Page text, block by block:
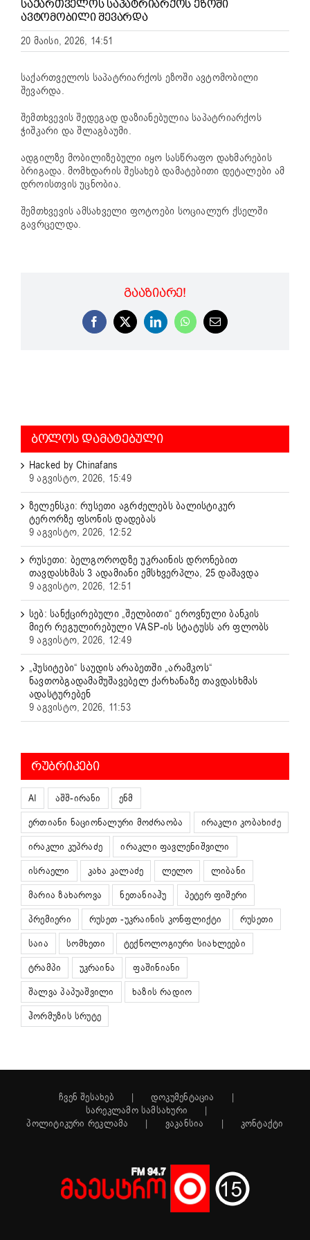
ᲡᲐᲥᲐᲠᲗᲕᲔᲚᲝᲡ ᲡᲐᲞᲐᲢᲠᲘᲐᲠᲥᲝᲡ ᲔᲖᲝᲨᲘ
ᲐᲕᲢᲝᲛᲝᲑᲘᲚᲘ ᲨᲔᲕᲐᲠᲓᲐ
20 მაისი, 2026, 14:51
საქართველოს საპატრიარქოს ეზოში ავტომობილი
შევარდა.
შემთხვევის შედეგად დაზიანებულია საპატრიარქოს
ჭიშკარი და შლაგბაუმი.
ადგილზე მობილიზებული იყო სასწრაფო დახმარების
ბრიგადა. მომხდარის შესახებ დამატებითი დეტალები ამ
დროისთვის უცნობია.
შემთხვევის ამსახველი ფოტოები სოციალურ ქსელში
გავრცელდა.
ᲒᲐᲐᲖᲘᲐᲠᲔ!
Facebook
X LinkedInWhatsApp
Email
ᲑᲝᲚᲝᲡ ᲓᲐᲛᲐᲢᲔᲑᲣᲚᲘ
Hacked by Chinafans
9 აგვისტო, 2026, 15:49
ზელენსკი: რუსეთი აგრძელებს ბალისტიკურ
ტერორზე ფსონის დადებას
9 აგვისტო, 2026, 12:52
რუსეთი: ბელგოროდზე უკრაინის დრონებით
თავდასხმას 3 ადამიანი ემსხვერპლა, 25 დაშავდა
9 აგვისტო, 2026, 12:51
სებ: სანქცირებული „შელბითი“ ეროვნული ბანკის
მიერ რეგულირებული VASP-ის სტატუსს არ ფლობს
9 აგვისტო, 2026, 12:49
„ჰუსიტები“ საუდის არაბეთში „არამკოს“
ნავთობგადამამუშავებელ ქარხანაზე თავდასხმას
ადასტურებენ
9 აგვისტო, 2026, 11:53
ᲠᲣᲑᲠᲘᲙᲔᲑᲘ
AI აშშ-ირანი
ენმ
ერთიანი ნაციონალური მოძრაობა
ირაკლი კობახიძე
ირაკლი კუპრაძე
ირაკლი ფავლენიშვილი
ისრაელი
კახა კალაძე ლელო
ლიბანი
მარია ზახაროვა
ნეთანიაჰუ
პეტერ ფიშერი
პრემიერი
რუსეთ -უკრაინის კონფლიქტი
რუსეთი
საია
სომხეთი
ტექნოლოგიური სიახლეები
ტრამპი
უკრაინა
ფაშინიანი
შალვა პაპუაშვილი
ხაზის რადიო
ჰორმუზის სრუტე
ჩვენ შესახებ
დოკუმენტაცია
სარეკლამო სამსახური
პოლიტიკური რეკლამა
ვაკანსია კონტაქტი